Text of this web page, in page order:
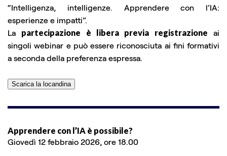
“Intelligenza, intelligenze. Apprendere con l’IA:
esperienze e impatti”.
La partecipazione è libera previa registrazione ai
singoli webinar e può essere riconosciuta ai fini formativi
a seconda della preferenza espressa.
Scarica la locandina
Apprendere con l’IA è possibile?
Giovedì 12 febbraio 2026, ore 18.00